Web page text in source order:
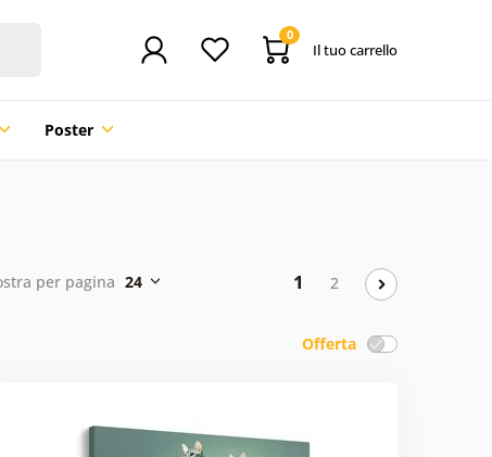
0
Il tuo carrello
Poster
per pagina 24 1 2
Offerta